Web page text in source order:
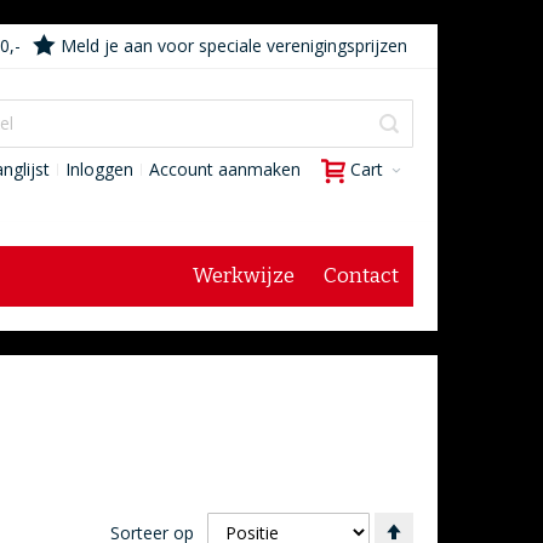
Meld je aan voor speciale verenigingsprijzen
Cart
Inloggen Account aanmaken
Contact
Werkwijze
Sorteer op